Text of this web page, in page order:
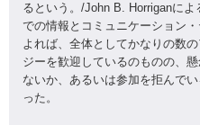
るという。/John B. Horriganによ
での情報とコミ ュニケーション
よれば、全体と してかなりの数
ジーを歓迎しているのものの、懸
ないか、 あるいは参加を拒んで
った。